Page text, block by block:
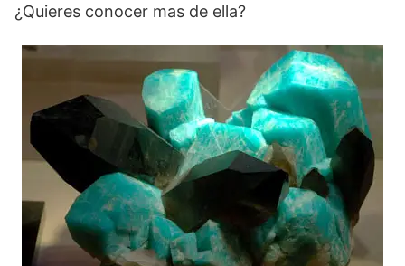
¿Quieres conocer mas de ella?